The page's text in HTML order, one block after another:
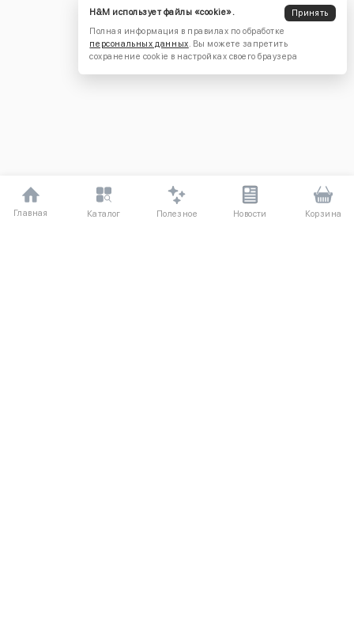
Главная Каталог Полезное Новости Корзина
H&M использует файлы «cookie».
Принять
Полная информация в правилах по обработке
персональных данных . Вы можете запретить
сохранение cookie в настройках своего браузера